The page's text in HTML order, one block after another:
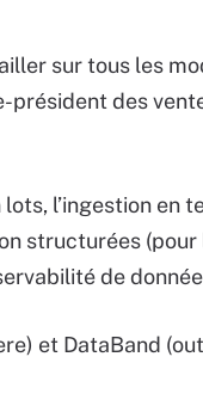
sur tous les
président des
lots, l’ingestion en
structurées (pour
de
et DataBand